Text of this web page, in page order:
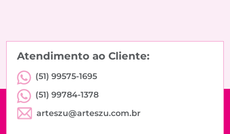
Atendimento ao Cliente:
(51) 99575-1695
(51) 99784-1378
arteszu@arteszu.com.br